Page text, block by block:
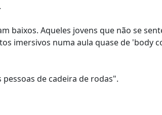
baixos. Aqueles jovens que não se
imersivos numa aula quase de 'body
de cadeira de rodas".